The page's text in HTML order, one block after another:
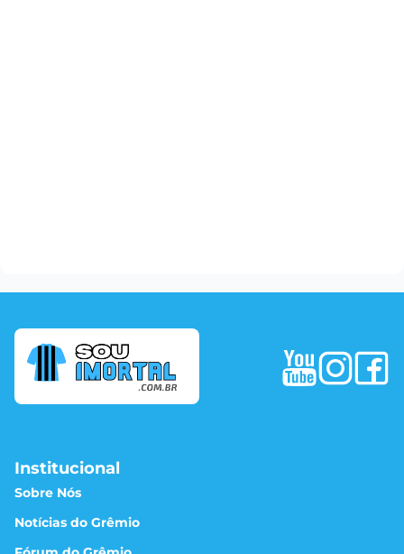
Institucional
Sobre Nós
Notícias do Grêmio